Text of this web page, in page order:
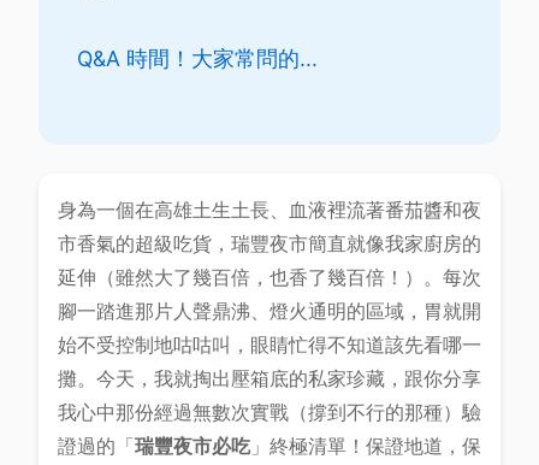
Q&A 時間！大家常問的...
身為一個在高雄土生土長、血液裡流著番茄醬和夜
市香氣的超級吃貨，瑞豐夜市簡直就像我家廚房的
延伸（雖然大了幾百倍，也香了幾百倍！）。每次
腳一踏進那片人聲鼎沸、燈火通明的區域，胃就開
始不受控制地咕咕叫，眼睛忙得不知道該先看哪一
攤。今天，我就掏出壓箱底的私家珍藏，跟你分享
我心中那份經過無數次實戰（撐到不行的那種）驗
證過的「瑞豐夜市必吃」終極清單！保證地道，保